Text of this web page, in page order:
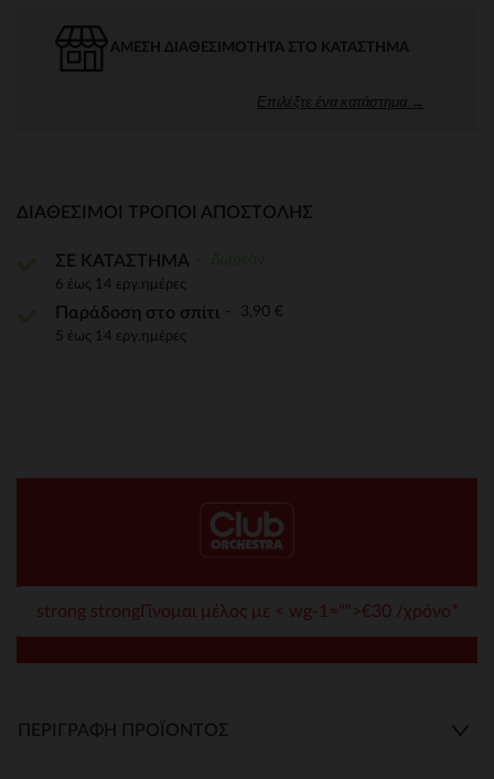
ΆΜΕΣΗ ΔΙΑΘΕΣΙΜΌΤΗΤΑ ΣΤΟ ΚΑΤΆΣΤΗΜΑ
Επιλέξτε ένα κατάστημα →
ΔΙΑΘΈΣΙΜΟΙ ΤΡΌΠΟΙ ΑΠΟΣΤΟΛΉΣ
ΣΕ ΚΑΤΑΣΤΗΜΑ
6 έως 14 εργ.ημέρες
Παράδοση στο σπίτι 3,90 €
5 έως 14 εργ.ημέρες
strong strongΓίνομαι μέλος με < wg-1="">€30 /χρόνο*
ΠΕΡΙΓΡΑΦΉ ΠΡΟΪΌΝΤΟΣ